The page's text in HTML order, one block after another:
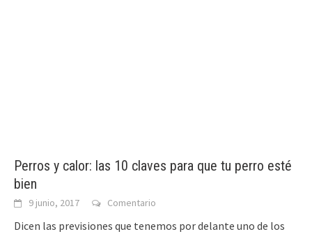
Perros y calor: las 10 claves para que tu perro esté
bien
9 junio, 2017 Comentario
Dicen las previsiones que tenemos por delante uno de los